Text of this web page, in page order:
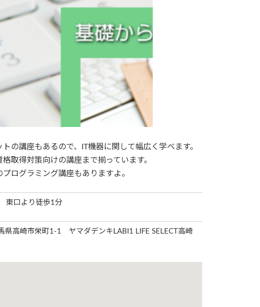
の講座もあるので、IT機器に関して幅広く学べます。
取得対策向けの講座まで揃っています。
ログラミング講座もありますよ。
東口より徒歩1分
県高崎市栄町1-1 ヤマダデンキLABI1 LIFE SELECT高崎